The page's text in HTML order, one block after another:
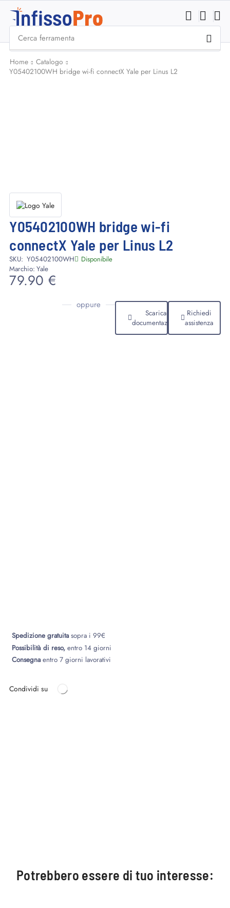
Cerca ferramenta
Home
Catalogo
Y05402100WH bridge wi-fi connectX Yale per Linus L2
Y05402100WH bridge wi-fi
connectX Yale per Linus L2
SKU: Y05402100WH
Marchio: Yale
Disponibile
79.90€
oppure
Scarica
documentazione
Richiedi
assistenza
Spedizione gratuitasopra i 99€
Possibilità di reso, entro 14 giorni
Consegnaentro 7 giorni lavorativi
Condividi su
Potrebbero essere di tuo interesse: